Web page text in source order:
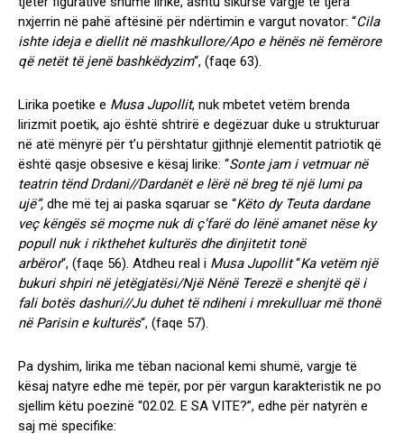
nxjerrin në pahë aftësinë për ndërtimin e vargut novator: “Cila
ishte ideja e diellit në mashkullore/Apo e hënës në femërore
që netët të jenë bashkëdyzim“, (faqe 63).
Lirika poetike e Musa Jupollit, nuk mbetet vetëm brenda
lirizmit poetik, ajo është shtrirë e degëzuar duke u strukturuar
në atë mënyrë për t’u përshtatur gjithnjë elementit patriotik që
është qasje obsesive e kësaj lirike: “Sonte jam i vetmuar në
teatrin tënd Drdani//Dardanët e lërë në breg të një lumi pa
ujë”, dhe më tej ai paska sqaruar se “Këto dy Teuta dardane
veç këngës së moçme nuk di ç’farë do lënë amanet nëse ky
popull nuk i rikthehet kulturës dhe dinjitetit tonë
arbëror“, (faqe 56). Atdheu real i Musa Jupollit“Ka vetëm një
bukuri shpiri në jetëgjatësi/Një Nënë Terezë e shenjtë që i
fali botës dashuri//Ju duhet të ndiheni i mrekulluar më thonë
në Parisin e kulturës“, (faqe 57).
Pa dyshim, lirika me tëban nacional kemi shumë, vargje të
kësaj natyre edhe më tepër, por për vargun karakteristik ne po
sjellim këtu poezinë “02.02. E SA VITE?”, edhe për natyrën e
saj më specifike: